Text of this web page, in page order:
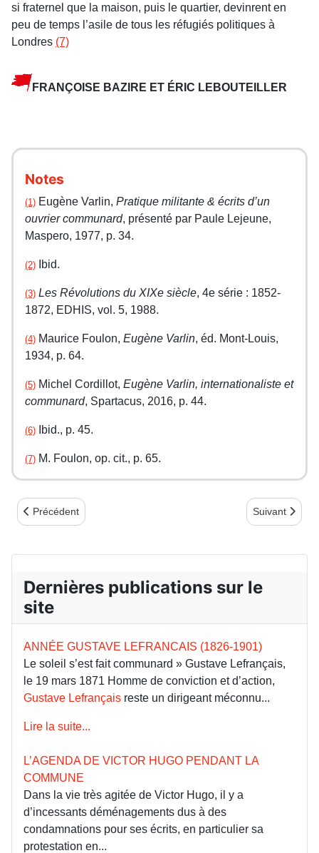
si fraternel que la maison, puis le quartier, devinrent en
peu de temps l’asile de tous les réfugiés politiques à
Londres (7)
FRANÇOISE BAZIRE ET ÉRIC LEBOUTEILLER
Notes
(1) Eugène Varlin, Pratique militante & écrits d’un
ouvrier communard, présenté par Paule Lejeune,
Maspero, 1977, p. 34.
(2) Ibid.
(3) Les Révolutions du XIXe siècle, 4e série : 1852-
1872, EDHIS, vol. 5, 1988.
(4) Maurice Foulon, Eugène Varlin, éd. Mont-Louis,
1934, p. 64.
(5) Michel Cordillot, Eugène Varlin, internationaliste et
communard, Spartacus, 2016, p. 44.
(6) Ibid., p. 45.
(7) M. Foulon, op. cit., p. 65.
Article précédent : Garibaldi et les volontaires italiens :
Précédent Article suivant
Suivant
Dernières publications sur le
site
ANNÉE GUSTAVE LEFRANCAIS (1826-1901)
Le soleil s’est fait communard » Gustave Lefrançais,
le 19 mars 1871 Homme de conviction et d’action,
Gustave Lefrançais reste un dirigeant méconnu...
Lire la suite...
L’AGENDA DE VICTOR HUGO PENDANT LA
COMMUNE
Dans la vie très agitée de Victor Hugo, il y a
d’incessants déménagements dus à des
condamnations pour ses écrits, en particulier sa
protestation en...